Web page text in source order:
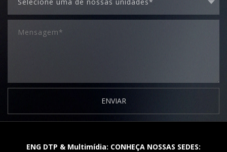
ENVIAR
ENG DTP & Multimídia: CONHEÇA NOSSAS SEDES: